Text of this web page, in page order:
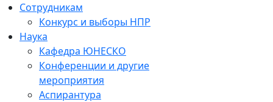
Сотрудникам
Конкурс и выборы НПР
Наука
Кафедра ЮНЕСКО
Конференции и другие
мероприятия
Аспирантура